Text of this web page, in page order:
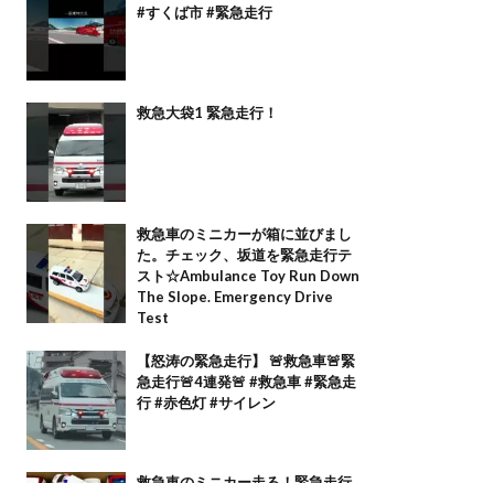
#すくば市 #緊急走行
救急大袋1 緊急走行！
救急車のミニカーが箱に並びまし
た。チェック、坂道を緊急走行テ
スト☆Ambulance Toy Run Down
The Slope. Emergency Drive
Test
【怒涛の緊急走行】 🚨救急車🚨緊
急走行🚨4連発🚨 #救急車 #緊急走
行 #赤色灯 #サイレン